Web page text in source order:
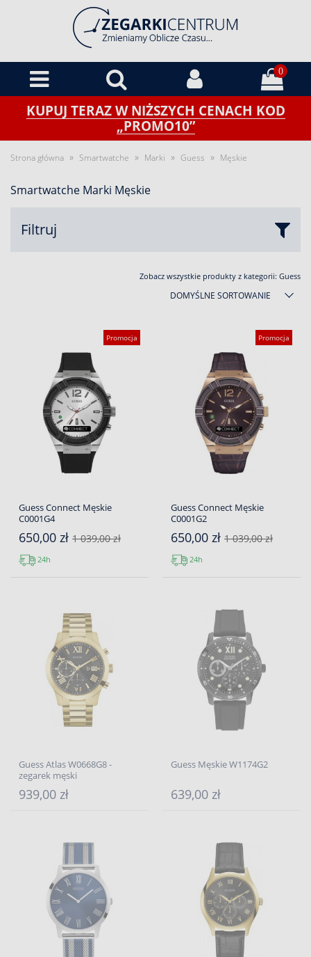
0
KUPUJ TERAZ W NIŻSZYCH CENACH KOD
„PROMO10”
Strona główna » Smartwatche » Marki » Guess » Męskie
Smartwatche Marki Męskie
Filtruj
Zobacz wszystkie produkty z kategorii: Guess
DOMYŚLNE SORTOWANIE
Promocja
Guess Connect Męskie
C0001G4
650,00 zł 1 039,00 zł
24h
Promocja
Guess Connect Męskie
C0001G2
650,00 zł 1 039,00 zł
24h
Guess Atlas W0668G8 -
zegarek męski
939,00 zł
Guess Męskie W1174G2
639,00 zł